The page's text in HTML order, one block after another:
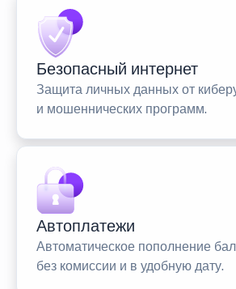
Безопасный интернет
Защита личных данных от
и мошеннических программ.
Автоплатежи
Автоматическое пополнение
без комиссии и в удобную дату.